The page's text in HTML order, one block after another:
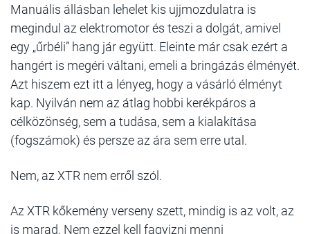
Manuális állásban lehelet kis ujjmozdulatra is
megindul az elektromotor és teszi a dolgát, amivel
egy „űrbéli” hang jár együtt. Eleinte már csak ezért a
hangért is megéri váltani, emeli a bringázás élményét.
Azt hiszem ezt itt a lényeg, hogy a vásárló élményt
kap. Nyilván nem az átlag hobbi kerékpáros a
célközönség, sem a tudása, sem a kialakítása
(fogszámok) és persze az ára sem erre utal.
Nem, az XTR nem erről szól.
Az XTR kőkemény verseny szett, mindig is az volt, az
is marad. Nem ezzel kell fagyizni menni